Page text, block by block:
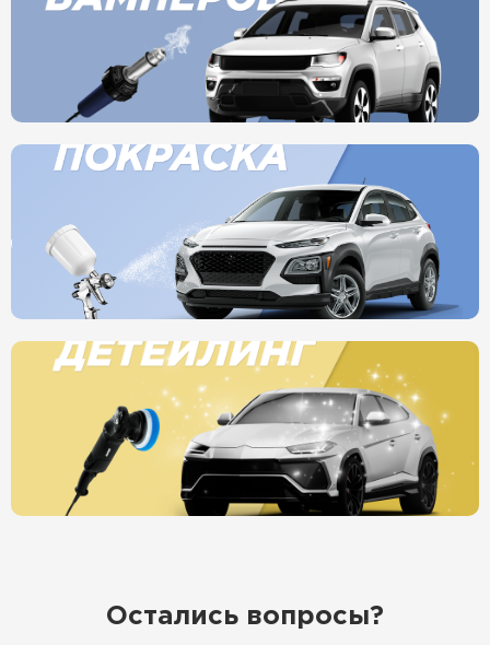
Остались вопросы?